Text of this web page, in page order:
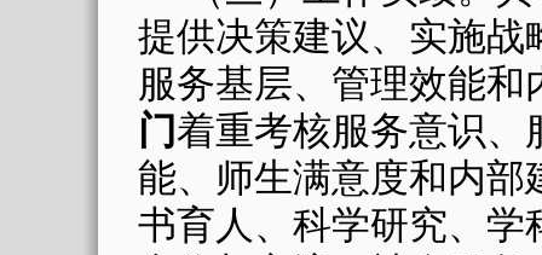
提供决策建议、实施战
服务基层、管理效能和
门着重考核服务意识、
能、师生满意度和内部
书育人、科学研究、学